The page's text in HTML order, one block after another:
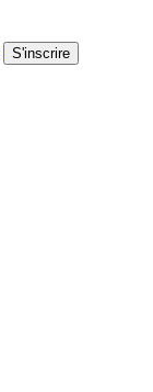
S'inscrire